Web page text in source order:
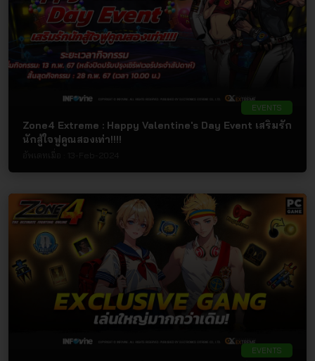
EVENTS
Zone4 Extreme : Happy Valentine's Day Event เสริมรัก
นักสู้ใจฟูคูณสองเท่า!!!!
EVENTS